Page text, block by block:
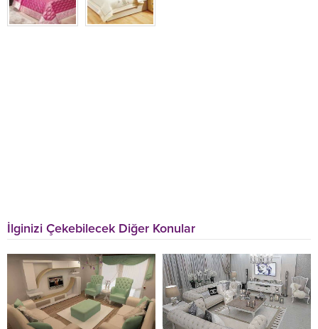
İlginizi Çekebilecek Diğer Konular